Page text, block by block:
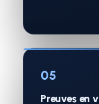
05
Preuves en